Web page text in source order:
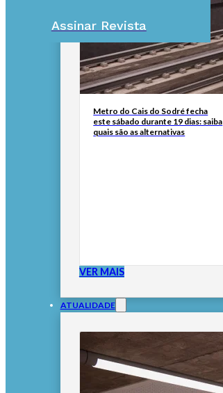
Assinar Revista
Metro do Cais do Sodré fecha
este sábado durante 19 dias: saiba
quais são as alternativas
VER MAIS
ATUALIDADE